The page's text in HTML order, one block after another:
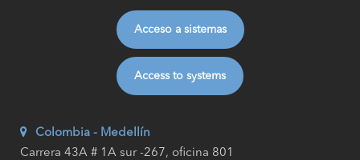
Acceso a sistemas
Access to systems
Colombia - Medellín
Carrera 43A # 1A sur -267, oficina 801